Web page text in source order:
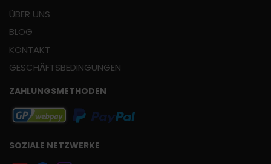
ÜBER UNS
BLOG
KONTAKT
GESCHÄFTSBEDINGUNGEN
ZAHLUNGSMETHODEN
SOZIALE NETZWERKE